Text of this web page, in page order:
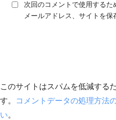
次回のコメントで使用するた
メールアドレス、サイトを保
このサイトはスパムを低減する
す。
コメントデータの処理方法
い。